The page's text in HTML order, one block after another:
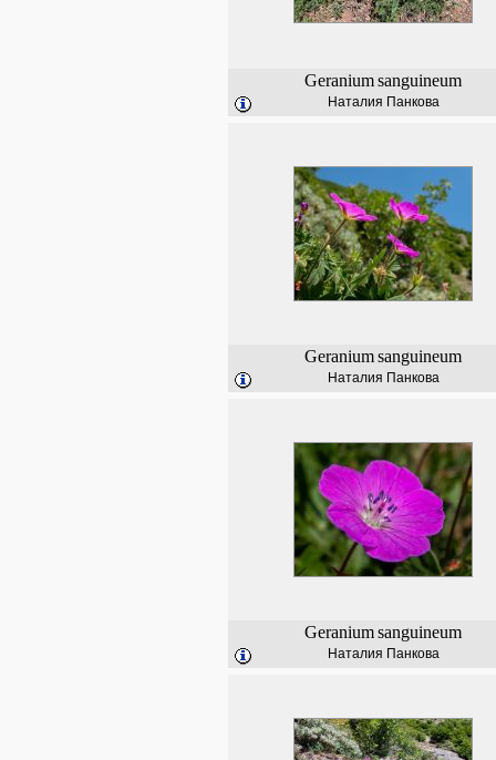
Geraniumsanguineum
Наталия Панкова
Geraniumsanguineum
Наталия Панкова
Geraniumsanguineum
Наталия Панкова